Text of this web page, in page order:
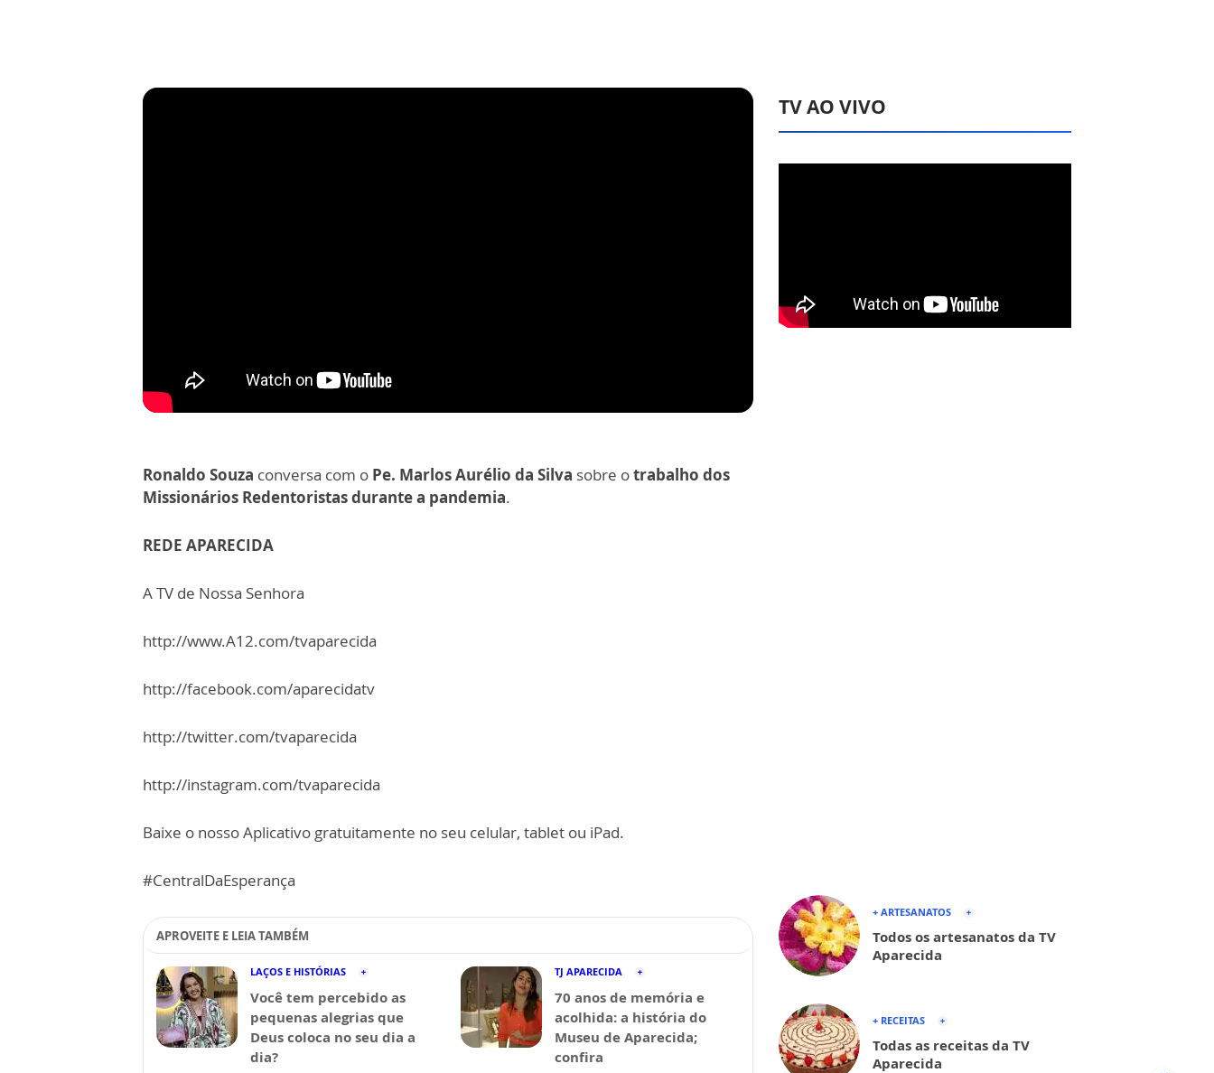
Ronaldo Souza conversa com o Pe. Marlos Aurélio da Silva sobre otrabalho dos
Missionários Redentoristas durante a pandemia.
REDE APARECIDA
A TV de Nossa Senhora
http://www.A12.com/tvaparecida
http://facebook.com/aparecidatv
http://twitter.com/tvaparecida
http://instagram.com/tvaparecida
Baixe o nosso Aplicativo gratuitamente no seu celular, tablet ou iPad.
#CentralDaEsperança
APROVEITE E LEIA TAMBÉM
LAÇOS E HISTÓRIAS
Você tem percebido as
pequenas alegrias que
Deus coloca no seu dia a
dia?
TJ APARECIDA
70 anos de memória e
acolhida: a história do
Museu de Aparecida;
confira
TV AO VIVO
+ ARTESANATOS
Todos os artesanatos da TV
Aparecida
+ RECEITAS
Todas as receitas da TV
Aparecida